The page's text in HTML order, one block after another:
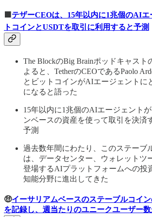
テザーCEOは、15年以内に1兆個のAIエ
トコインとUSDTを取引に利用すると予測
The BlockのBig Brainポッドキャスト
よると、TetherのCEOであるPaolo
とビットコインがAIエージェントに
になると語った
15年以内に1兆個のAIエージェント
ンベースの資産を使って取引を決済
予測
過去数年間にわたり、このステーブ
は、データセンター、ウォレットツ
登場するAIプラットフォームへの投
知能分野に進出してきた
🤑イーサリアムベースのステーブルコイ
を記録し、週当たりのユニークユーザー